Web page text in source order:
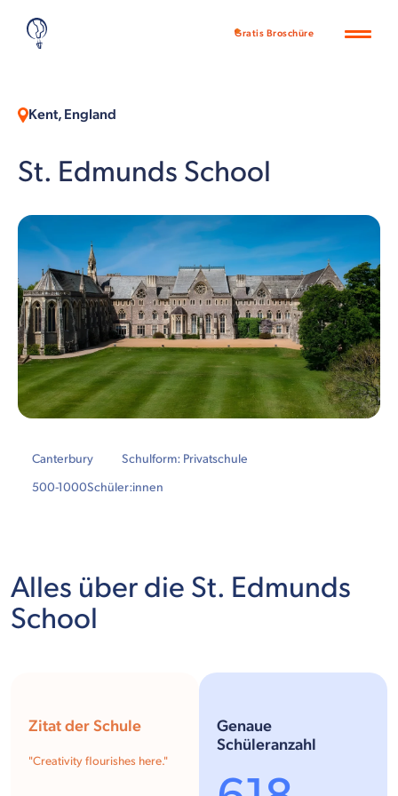
Gratis Broschüre
Kent, England
St. Edmunds School
Canterbury
Schulform: Privatschule
500-1000Schüler:innen
Alles über die St. Edmunds
School
Zitat der Schule
"Creativity flourishes here."
Genaue
Schüleranzahl